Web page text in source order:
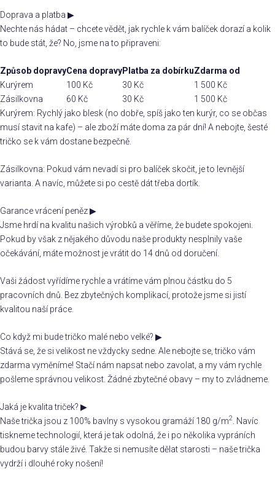
Doprava a platba ▶
Nechte nás hádat – chcete vědět, jak rychle k vám balíček dorazí a kolik
to bude stát, že? No, jsme na to připraveni:
Způsob dopravyCena dopravyPlatba za dobírkuZdarma od
Kurýrem
100 Kč 30 Kč
1 500 Kč
Zásilkovna
60 Kč 30 Kč
1 500 Kč
Kurýrem: Rychlý jako blesk (no dobře, spíš jako ten kurýr, co se občas
musí stavit na kafe) – ale zboží máte doma za pár dní! A nebojte, šesté
tričko se k vám dostane bezpečně.
Zásilkovna: Pokud vám nevadí si pro balíček skočit, je to levnější
varianta. A navíc, můžete si po cestě dát třeba dortík.
Garance vrácení peněz▶
Jsme hrdí na kvalitu našich výrobků a věříme, že budete spokojeni.
Pokud by však z nějakého důvodu naše produkty nesplnily vaše
očekávání, máte možnost je vrátit do 14 dnů od doručení.
Vaši žádost vyřídíme rychle a vrátíme vám plnou částku do 5
pracovních dnů. Bez zbytečných komplikací, protože jsme si jistí
kvalitou naší práce.
Co když mi bude tričko malé nebo velké? ▶
Stává se, že si velikost ne vždycky sedne. Ale nebojte se, tričko vám
zdarma vyměníme! Stačí nám napsat nebo zavolat, a my vám rychle
pošleme správnou velikost. Žádné zbytečné obavy – my to zvládneme.
Jaká je kvalita triček? ▶
Naše trička jsou z 100% bavlny s vysokou gramáží 180 g/m2
. Navíc
tiskneme technologií, která je tak odolná, že i po několika vypráních
budou barvy stále živé. Takže si nemusíte dělat starosti – naše trička
vydrží i dlouhé roky nošení!